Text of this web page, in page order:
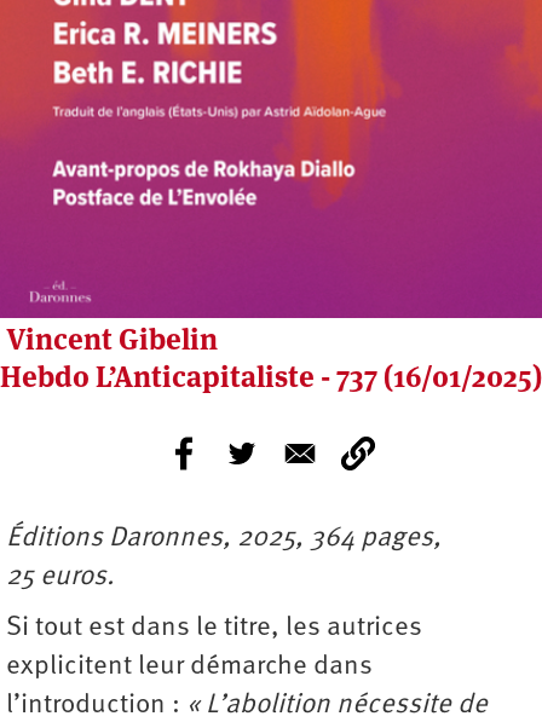
Vincent Gibelin
Hebdo L’Anticapitaliste - 737 (16/01/2025)
Éditions Daronnes, 2025, 364 pages,
25 euros.
Si tout est dans le titre, les autrices
explicitent leur démarche dans
l’introduction : « L’abolition nécessite de